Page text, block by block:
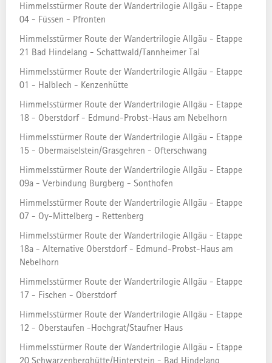
Himmelsstürmer Route der Wandertrilogie Allgäu - Etappe
04 - Füssen - Pfronten
Himmelsstürmer Route der Wandertrilogie Allgäu - Etappe
21 Bad Hindelang - Schattwald/Tannheimer Tal
Himmelsstürmer Route der Wandertrilogie Allgäu - Etappe
01 - Halblech - Kenzenhütte
Himmelsstürmer Route der Wandertrilogie Allgäu - Etappe
18 - Oberstdorf - Edmund-Probst-Haus am Nebelhorn
Himmelsstürmer Route der Wandertrilogie Allgäu - Etappe
15 - Obermaiselstein/Grasgehren - Ofterschwang
Himmelsstürmer Route der Wandertrilogie Allgäu - Etappe
09a - Verbindung Burgberg - Sonthofen
Himmelsstürmer Route der Wandertrilogie Allgäu - Etappe
07 - Oy-Mittelberg - Rettenberg
Himmelsstürmer Route der Wandertrilogie Allgäu - Etappe
18a - Alternative Oberstdorf - Edmund-Probst-Haus am
Nebelhorn
Himmelsstürmer Route der Wandertrilogie Allgäu - Etappe
17 - Fischen - Oberstdorf
Himmelsstürmer Route der Wandertrilogie Allgäu - Etappe
12 - Oberstaufen -Hochgrat/Staufner Haus
Himmelsstürmer Route der Wandertrilogie Allgäu - Etappe
20 Schwarzenberghütte/Hinterstein - Bad Hindelang
ABSTIEG
784 Hm
SCHWIERIGKEIT
schwer
AUF DER ALLGÄU KARTE
WANDERTOUR TOP